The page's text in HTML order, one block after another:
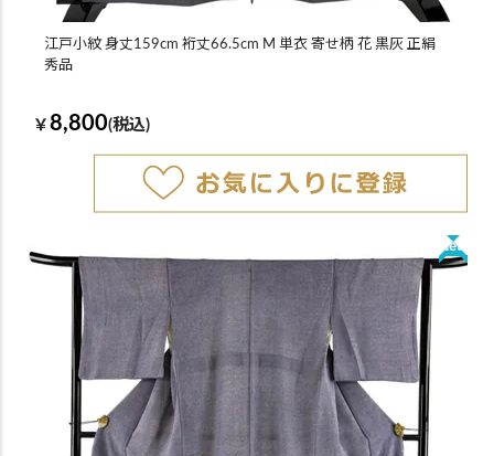
江戸小紋 身丈159cm 裄丈66.5cm M 単衣 寄せ柄 花 黒灰 正絹
秀品
￥ 8,800(税込)
New